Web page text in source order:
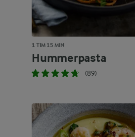
1 TIM 15 MIN
Hummerpasta
(89)